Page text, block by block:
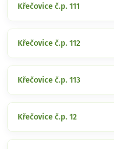
Křečovice č.p. 111
Křečovice č.p. 112
Křečovice č.p. 113
Křečovice č.p. 12